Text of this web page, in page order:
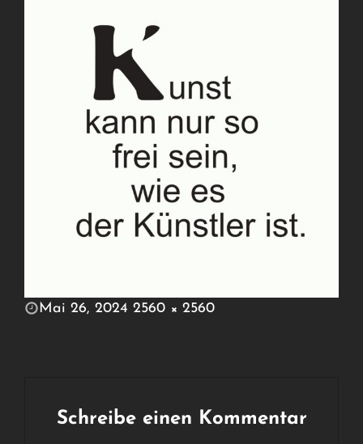
POSTED
Mai 26, 2024 2560 × 2560
Schreibe einen Kommentar